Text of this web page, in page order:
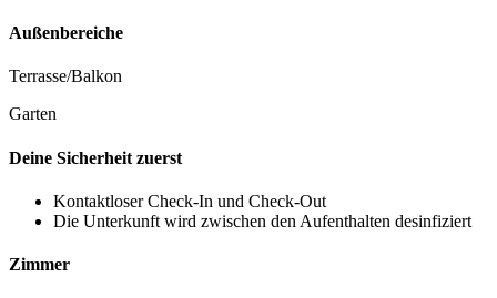
Außenbereiche
Terrasse/Balkon
Garten
Deine Sicherheit zuerst
Kontaktloser Check-In und Check-Out
Die Unterkunft wird zwischen den Aufenthalten desinfiziert
Zimmer